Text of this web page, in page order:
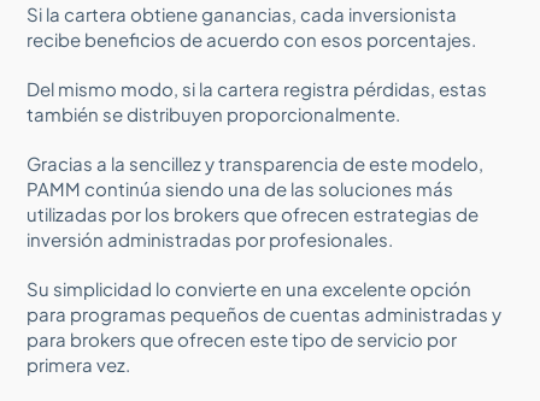
Si la cartera obtiene ganancias, cada inversionista
recibe beneficios de acuerdo con esos porcentajes.
Del mismo modo, si la cartera registra pérdidas, estas
también se distribuyen proporcionalmente.
Gracias a la sencillez y transparencia de este modelo,
PAMM continúa siendo una de las soluciones más
utilizadas por los brokers que ofrecen estrategias de
inversión administradas por profesionales.
Su simplicidad lo convierte en una excelente opción
para programas pequeños de cuentas administradas y
para brokers que ofrecen este tipo de servicio por
primera vez.